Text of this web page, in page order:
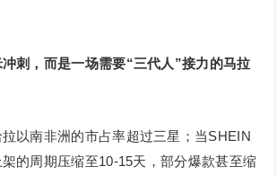
刺，而是一场需要“三代人”接力的马拉
以南非洲的市占率超过三星；当SHEIN
的周期压缩至10-15天，部分爆款甚至缩